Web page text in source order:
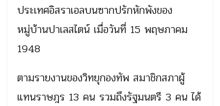
ประเทศอิสราเอลบนซากปรักหักพังของ
หมู่บ้านปาเลสไตน์ เมื่อวันที่ 15 พฤษภาคม
1948
ตามรายงานของวิทยุกองทัพ สมาชิกสภาผู้
แทนราษฎร 13 คน รวมถึงรัฐมนตรี 3 คน ได้